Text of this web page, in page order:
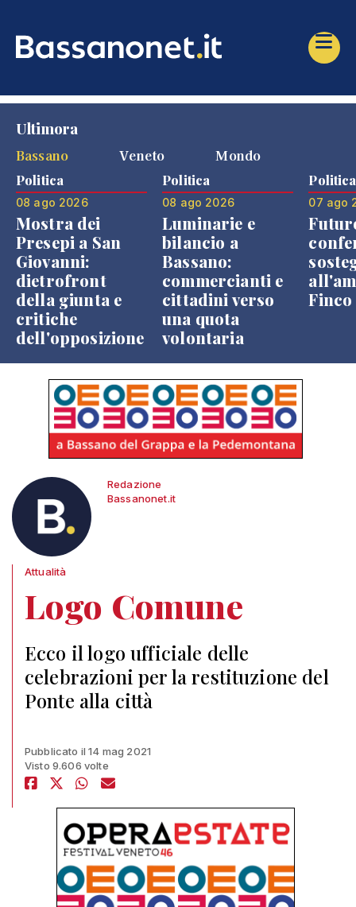
Ultimora
Bassano
Veneto Mondo
Politica
08 ago 2026
Mostra dei
Presepi a San
Giovanni:
dietrofront
della giunta e
critiche
dell'opposizione
Politica
08 ago 2026
Luminarie e
bilancio a
Bassano:
commercianti e
cittadini verso
una quota
volontaria
Politica
07 ago
Finco
Redazione
Bassanonet.it
Attualità
Logo Comune
Ecco il logo ufficiale delle
celebrazioni per la restituzione del
Ponte alla città
Pubblicato il 14 mag 2021
Visto 9.606 volte